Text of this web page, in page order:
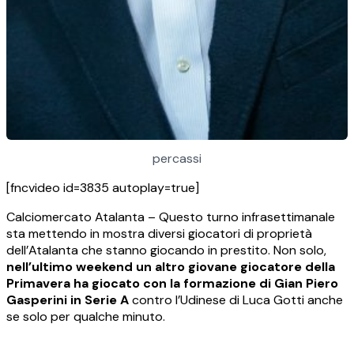
percassi
[fncvideo id=3835 autoplay=true]
Calciomercato Atalanta – Questo turno infrasettimanale
sta mettendo in mostra diversi giocatori di proprietà
dell’Atalanta che stanno giocando in prestito. Non solo,
nell’ultimo weekend un altro giovane giocatore della
Primavera ha giocato con la formazione di Gian Piero
Gasperini in Serie Acontro l’Udinese di Luca Gotti anche
se solo per qualche minuto.